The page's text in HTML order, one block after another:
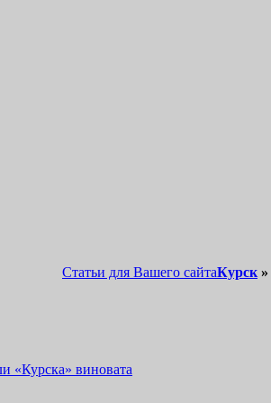
Статьи для Вашего сайтаКурск »